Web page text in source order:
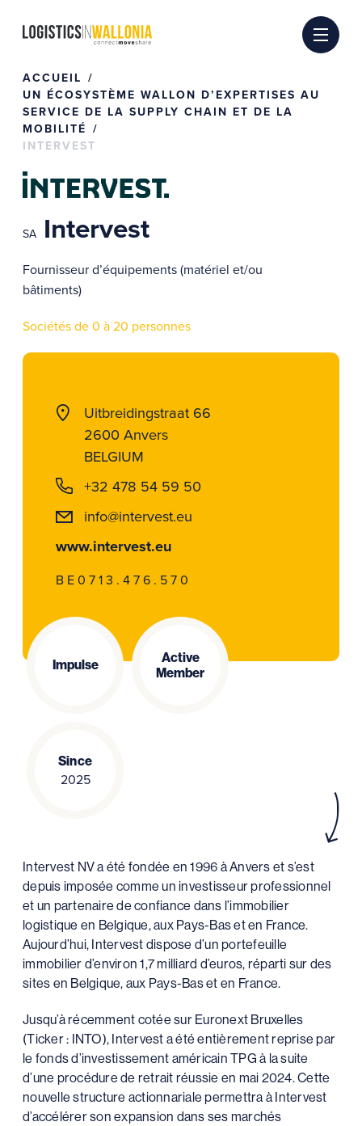
ACCUEIL
UN ÉCOSYSTÈME WALLON D’EXPERTISES AU
SERVICE DE LA SUPPLY CHAIN ET DE LA
MOBILITÉ
INTERVEST
SA Intervest
Fournisseur d’équipements (matériel et/ou
bâtiments)
Sociétés de 0 à 20 personnes
Uitbreidingstraat 66
2600 Anvers
BELGIUM
+32 478 54 59 50
info@intervest.eu
www.intervest.eu
BE0713.476.570
Impulse
Active
Member
Since
2025
Intervest NV a été fondée en 1996 à Anvers et s’est
depuis imposée comme un investisseur professionnel
et un partenaire de confiance dans l’immobilier
logistique en Belgique, aux Pays-Bas et en France.
Aujourd’hui, Intervest dispose d’un portefeuille
immobilier d’environ 1,7 milliard d’euros, réparti sur des
sites en Belgique, aux Pays-Bas et en France.
Jusqu’à récemment cotée sur Euronext Bruxelles
(Ticker : INTO), Intervest a été entièrement reprise par
le fonds d’investissement américain TPG à la suite
d’une procédure de retrait réussie en mai 2024. Cette
nouvelle structure actionnariale permettra à Intervest
d’accélérer son expansion dans ses marchés